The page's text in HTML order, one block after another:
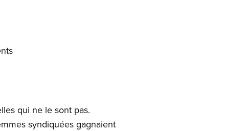
qui ne le sont pas.
syndiquées gagnaient